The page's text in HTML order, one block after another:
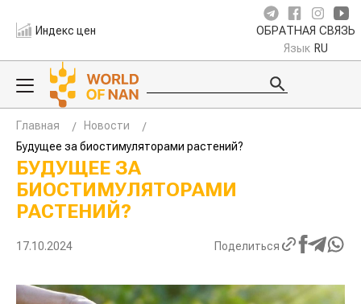
Индекс цен ОБРАТНАЯ СВЯЗЬ
Язык RU
Главная
Новости
Будущее за биостимуляторами растений?
БУДУЩЕЕ ЗА
БИОСТИМУЛЯТОРАМИ
РАСТЕНИЙ?
17.10.2024 Поделиться